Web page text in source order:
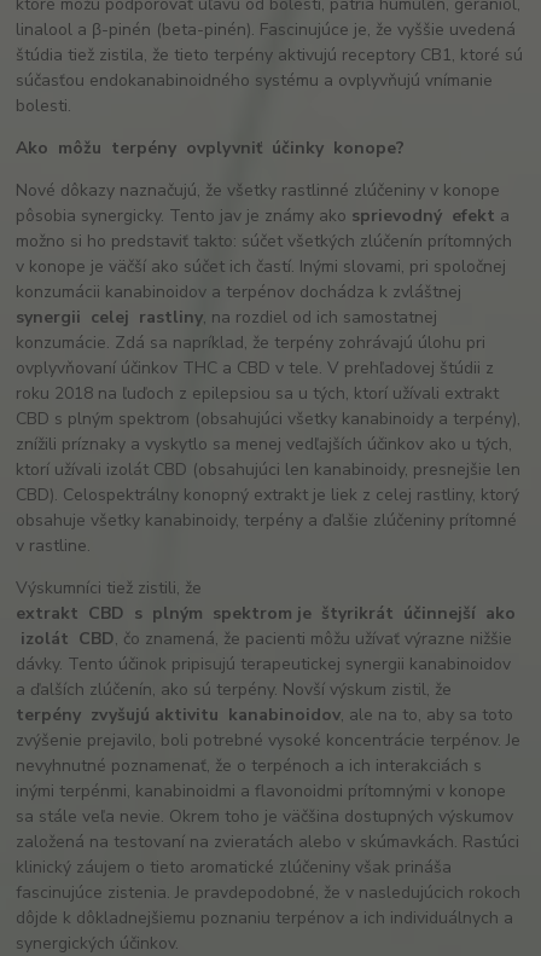
linalool a β-pinén (beta-pinén). Fascinujúce je, že vyššie uvedená
štúdia tiež zistila, že tieto terpény aktivujú receptory CB1, ktoré sú
súčasťou endokanabinoidného systému a ovplyvňujú vnímanie
bolesti.
Ako môžu terpény ovplyvniť účinky konope?
Nové dôkazy naznačujú, že všetky rastlinné zlúčeniny v konope
pôsobia synergicky. Tento jav je známy ako sprievodný efekt a
možno si ho predstaviť takto: súčet všetkých zlúčenín prítomných
v konope je väčší ako súčet ich častí. Inými slovami, pri spoločnej
konzumácii kanabinoidov a terpénov dochádza k zvláštnej
synergii celej rastliny, na rozdiel od ich samostatnej
konzumácie. Zdá sa napríklad, že terpény zohrávajú úlohu pri
ovplyvňovaní účinkov THC a CBD v tele. V prehľadovej štúdii z
roku 2018 na ľuďoch z epilepsiou sa u tých, ktorí užívali extrakt
CBD s plným spektrom (obsahujúci všetky kanabinoidy a terpény),
znížili príznaky a vyskytlo sa menej vedľajších účinkov ako u tých,
ktorí užívali izolát CBD (obsahujúci len kanabinoidy, presnejšie len
CBD). Celospektrálny konopný extrakt je liek z celej rastliny, ktorý
obsahuje všetky kanabinoidy, terpény a ďalšie zlúčeniny prítomné
v rastline.
Výskumníci tiež zistili, že
extrakt CBD s plným spektrom je štyrikrát účinnejší ako
izolát CBD, čo znamená, že pacienti môžu užívať výrazne nižšie
dávky. Tento účinok pripisujú terapeutickej synergii kanabinoidov
a ďalších zlúčenín, ako sú terpény. Novší výskum zistil, že
terpény zvyšujú aktivitu kanabinoidov, ale na to, aby sa toto
zvýšenie prejavilo, boli potrebné vysoké koncentrácie terpénov. Je
nevyhnutné poznamenať, že o terpénoch a ich interakciách s
inými terpénmi, kanabinoidmi a flavonoidmi prítomnými v konope
sa stále veľa nevie. Okrem toho je väčšina dostupných výskumov
založená na testovaní na zvieratách alebo v skúmavkách. Rastúci
klinický záujem o tieto aromatické zlúčeniny však prináša
fascinujúce zistenia. Je pravdepodobné, že v nasledujúcich rokoch
dôjde k dôkladnejšiemu poznaniu terpénov a ich individuálnych a
synergických účinkov.